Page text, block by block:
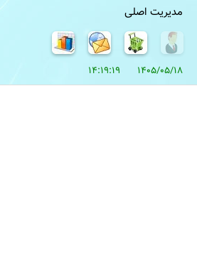
مدیریت اصلی
1405/05/18 14:19:19